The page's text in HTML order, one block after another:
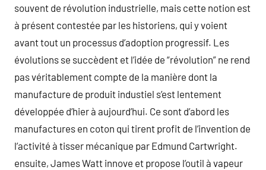
souvent de révolution industrielle, mais cette notion est
à présent contestée par les historiens, qui y voient
avant tout un processus d’adoption progressif. Les
évolutions se succèdent et l’idée de “révolution” ne rend
pas véritablement compte de la manière dont la
manufacture de produit industiel s’est lentement
développée d’hier à aujourd’hui. Ce sont d’abord les
manufactures en coton qui tirent profit de l’invention de
l’activité à tisser mécanique par Edmund Cartwright.
ensuite, James Watt innove et propose l’outil à vapeur